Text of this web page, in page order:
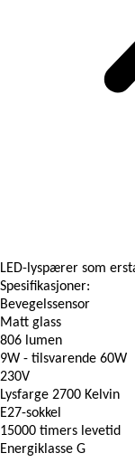
LED-lyspærer som
Spesifikasjoner:
Bevegelssensor
Matt glass
806 lumen
9W - tilsvarende 60W
230V
Lysfarge 2700 Kelvin
E27-sokkel
15000 timers levetid
Energiklasse G